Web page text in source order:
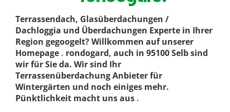
Terrassendach, Glasüberdachungen /
Dachloggia und Überdachungen Experte in Ihrer
Region gegoogelt? Willkommen auf unserer
Homepage . rondogard, auch in 95100 Selb sind
wir für Sie da. Wir sind Ihr
Terrassenüberdachung Anbieter für
Wintergärten und noch einiges mehr.
Pünktlichkeit macht uns aus .